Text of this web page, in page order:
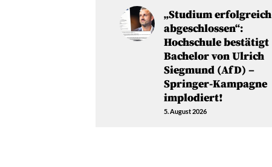
„Studium erfolgreich
abgeschlossen“:
Hochschule bestätigt
Bachelor von Ulrich
Siegmund (AfD) –
Springer-Kampagne
implodiert!
5. August 2026